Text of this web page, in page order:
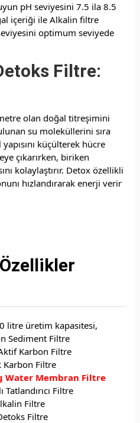
pH seviyesini 7.5 ila 8.5
içeriği ile Alkalin filtre
optimum seviyede
Filtre:
olan doğal titreşimini
su moleküllerini sıra
küçülterek hücre
çıkarırken, biriken
kolaylaştırır. Detox özellikli
hızlandırarak enerji verir
litre üretim kapasitesi,
Sediment Filtre
Karbon Filtre
Karbon Filtre
Water Membran Filtre
Tatlandırıcı Filtre
Filtre
Filtre